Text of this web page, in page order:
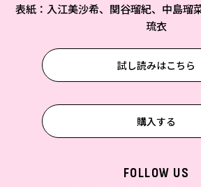
表紙：入江美沙希、関谷瑠紀、中島瑠
琉衣
試し読みはこちら
購入する
FOLLOW US